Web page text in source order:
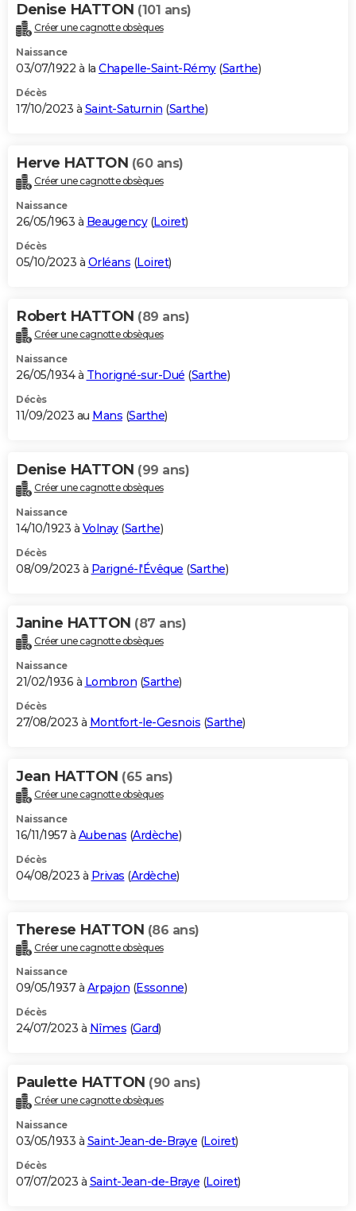
Denise HATTON (101 ans)
Créer une cagnotte obsèques
Naissance
03/07/1922 à la Chapelle-Saint-Rémy(Sarthe)
Décès
17/10/2023 à Saint-Saturnin (Sarthe)
Herve HATTON (60 ans)
Créer une cagnotte obsèques
Naissance
26/05/1963 à Beaugency(Loiret)
Décès
05/10/2023 à Orléans (Loiret)
Robert HATTON (89 ans)
Créer une cagnotte obsèques
Naissance
26/05/1934 à Thorigné-sur-Dué (Sarthe)
Décès
11/09/2023 au Mans (Sarthe)
Denise HATTON (99 ans)
Créer une cagnotte obsèques
Naissance
14/10/1923 à Volnay(Sarthe)
Décès
08/09/2023 à Parigné-l'Évêque (Sarthe)
Janine HATTON (87 ans)
Créer une cagnotte obsèques
Naissance
21/02/1936 à Lombron (Sarthe)
Décès
27/08/2023 à Montfort-le-Gesnois (Sarthe)
Jean HATTON (65 ans)
Créer une cagnotte obsèques
Naissance
16/11/1957 à Aubenas (Ardèche)
Décès
04/08/2023 à Privas (Ardèche)
Therese HATTON (86 ans)
Créer une cagnotte obsèques
Naissance
09/05/1937 à Arpajon (Essonne)
Décès
24/07/2023 à Nîmes (Gard)
Paulette HATTON (90 ans)
Créer une cagnotte obsèques
Naissance
03/05/1933 à Saint-Jean-de-Braye (Loiret)
Décès
07/07/2023 à Saint-Jean-de-Braye (Loiret)